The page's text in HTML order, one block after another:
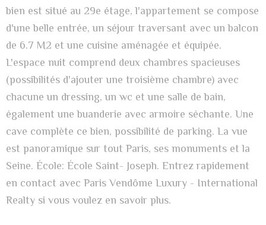
bien est situé au 29e étage, l'appartement se compose
d'une belle entrée, un séjour traversant avec un balcon
de 6.7 M2 et une cuisine aménagée et équipée.
L'espace nuit comprend deux chambres spacieuses
(possibilités d'ajouter une troisième chambre) avec
chacune un dressing, un wc et une salle de bain,
également une buanderie avec armoire séchante. Une
cave complète ce bien, possibilité de parking. La vue
est panoramique sur tout Paris, ses monuments et la
Seine. École: École Saint- Joseph. Entrez rapidement
en contact avec Paris Vendôme Luxury - International
Realty si vous voulez en savoir plus.